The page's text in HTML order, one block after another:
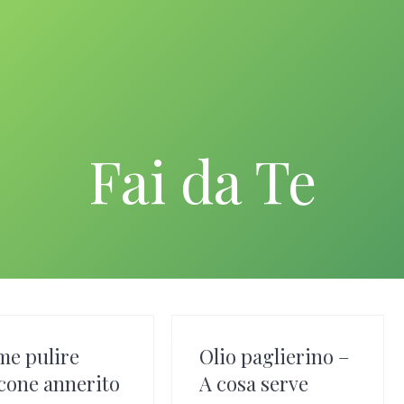
Fai da Te
pulire
annerito
Olio paglierino –
A cosa serve